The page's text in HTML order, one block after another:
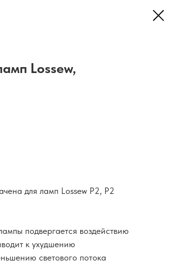
Lossew,
для ламп Lossew P2, P2
подвергается воздействию
к ухудшению
светового потока